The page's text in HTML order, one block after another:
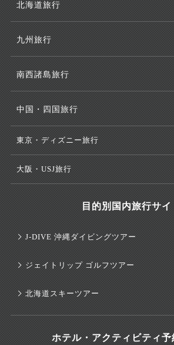
北海道旅行
九州旅行
南西諸島旅行
中国・四国旅行
東京・ディズニー旅行
大阪・USJ旅行
目的別国内旅行サイ
J-DIVE 沖縄ダイビングツアー
ジェイトリップ ゴルフツアー
北海道スキーツアー
ホテル・アクティビティ予